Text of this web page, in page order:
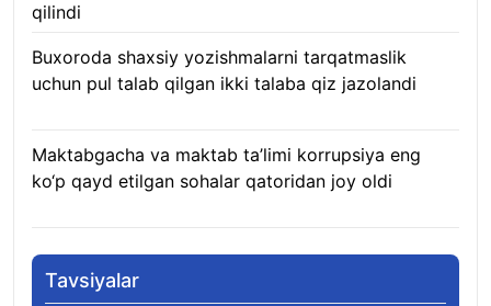
qilindi
Buxoroda shaxsiy yozishmalarni tarqatmaslik
uchun pul talab qilgan ikki talaba qiz jazolandi
Maktabgacha va maktab ta’limi korrupsiya eng
ko‘p qayd etilgan sohalar qatoridan joy oldi
Tavsiyalar